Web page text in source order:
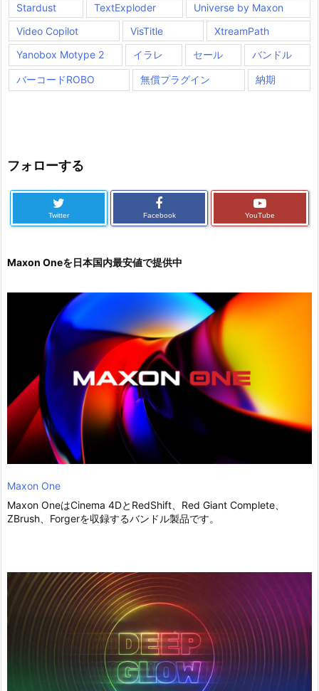
Stardust
TextExploder
Universe by Maxon
Video Copilot
VisTitle
XtreamPath
Yanobox Motype 2
イラレ セール バンドル
バーコードROBO 無償プラグイン 納期
フォローする
Twitter Facebook YouTube
Maxon Oneを日本国内最安値で提供中
Maxon One
Maxon OneはCinema 4DとRedShift、Red Giant Complete、
ZBrush、Forgerを収録するバンドル製品です。